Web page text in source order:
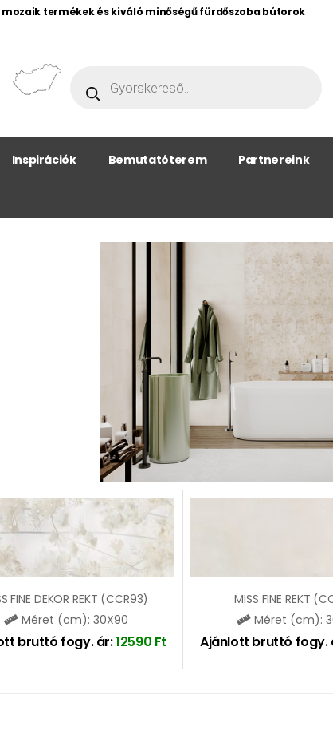
mozaik termékek és kiváló minőségű fürdőszoba bútorok
Inspirációk Bemutatóterem Partnereink
FINE DEKOR REKT (CCR93)
Méret (cm): 30X90
bruttó fogy. ár:12590 Ft
MISS FINE REKT
Méret (cm):
Ajánlott bruttó fogy.